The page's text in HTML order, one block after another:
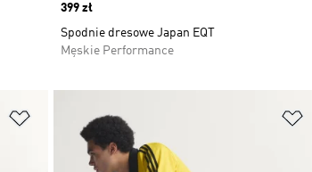
Price
399 zł
Spodnie dresowe Japan EQT
Męskie Performance
Dodaj do listy życzeń